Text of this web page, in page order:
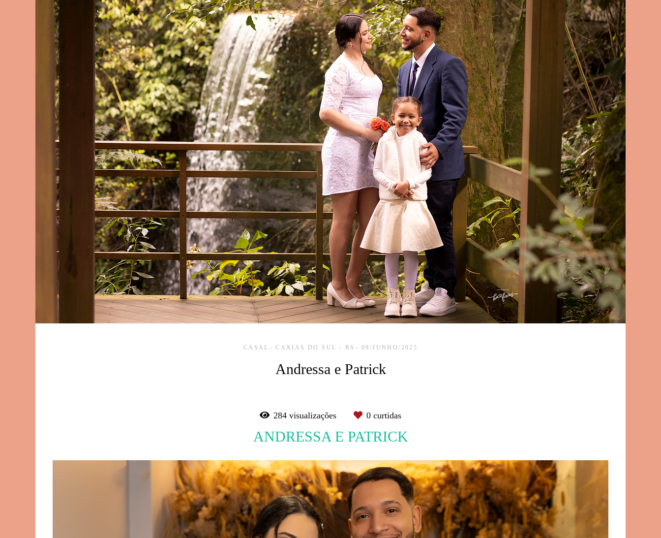
CASAL CAXIAS DO SUL - RS 09/JUNHO/2025
Andressa e Patrick
284 visualizações 0 curtidas
ANDRESSA E PATRICK